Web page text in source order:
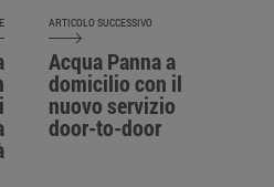
ARTICOLO SUCCESSIVO
Acqua Panna a
domicilio con il
nuovo servizio
door-to-door